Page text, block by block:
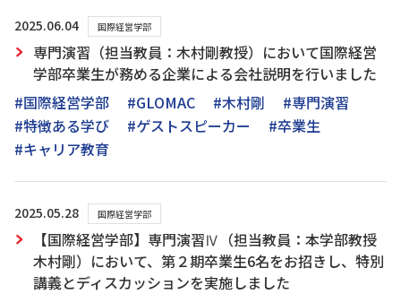
2025.06.04 国際経営学部
専門演習（担当教員：木村剛教授）において国際経営
学部卒業生が務める企業による会社説明を行いました
#国際経営学部
#GLOMAC #木村剛
#専門演習
#特徴ある学び
#ゲストスピーカー
#卒業生
#キャリア教育
2025.05.28 国際経営学部
【国際経営学部】専門演習Ⅳ（担当教員：本学部教授
木村剛）において、第２期卒業生6名をお招きし、特別
講義とディスカッションを実施しました